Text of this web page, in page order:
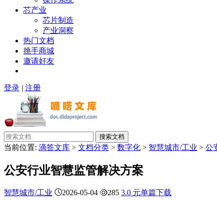
芯产业
芯片制造
产业洞察
热门文档
挑手商城
邀请好友
登录 | 注册
搜索文档
当前位置: 滴答文库 > 文档分类 > 数字化 > 智慧城市/工业 > 公
公安行业智慧监管解决方案
智慧城市/工业 2026-05-04 285 3.0 元单篇下载